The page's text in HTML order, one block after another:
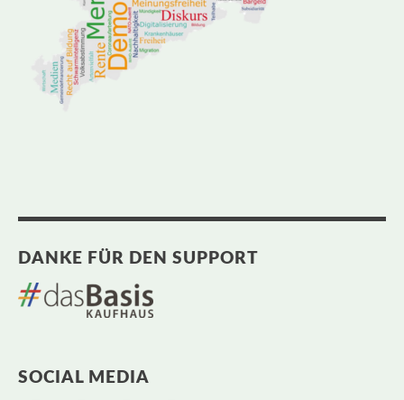
DANKE FÜR DEN SUPPORT
SOCIAL MEDIA